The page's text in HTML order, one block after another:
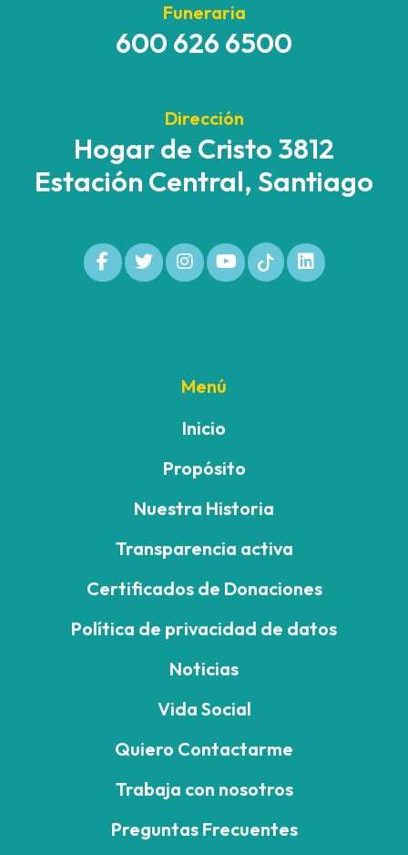
Funeraria
600 626 6500
Dirección
Hogar de Cristo 3812
Estación Central, Santiago
Menú
Inicio
Propósito
Nuestra Historia
Transparencia activa
Certificados de Donaciones
Política de privacidad de datos
Noticias
Vida Social
Quiero Contactarme
Trabaja con nosotros
Preguntas Frecuentes